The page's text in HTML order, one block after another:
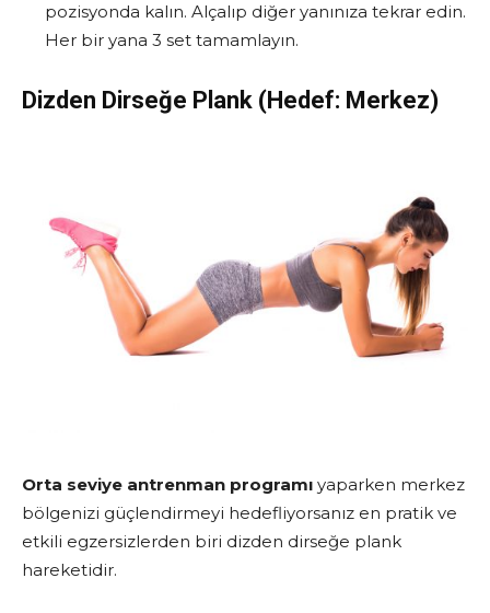
pozisyonda kalın. Alçalıp diğer yanınıza tekrar edin.
Her bir yana 3 set tamamlayın.
Dizden Dirseğe Plank (Hedef: Merkez)
Orta seviye antrenman programı yaparken merkez
bölgenizi güçlendirmeyi hedefliyorsanız en pratik ve
etkili egzersizlerden biri dizden dirseğe plank
hareketidir.